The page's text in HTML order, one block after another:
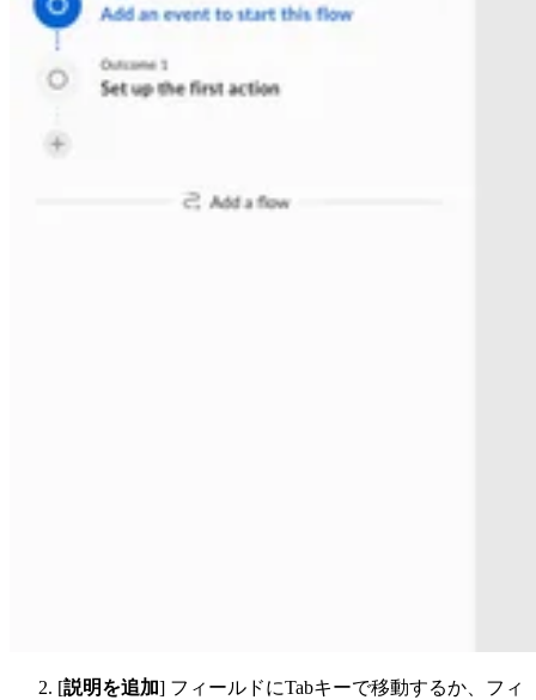
[説明を追加] フィールドにTabキーで移動するか、フィ